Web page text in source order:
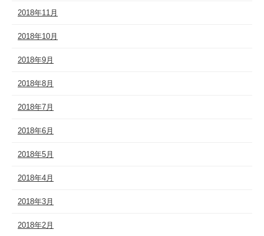
2018年11月
2018年10月
2018年9月
2018年8月
2018年7月
2018年6月
2018年5月
2018年4月
2018年3月
2018年2月